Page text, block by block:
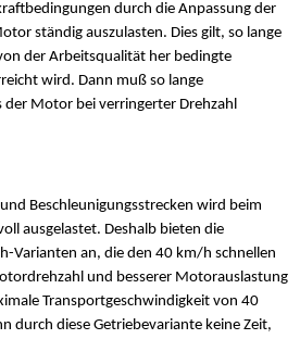
durch die Anpassung der
ständig auszulasten. Dies gilt, so lange
der Arbeitsqualität her bedingte
wird. Dann muß so lange
der Motor bei verringerter Drehzahl
Beschleunigungsstrecken wird beim
ausgelastet. Deshalb bieten die
Varianten an, die den 40 km/h schnellen
und besserer Motorauslastung
Transportgeschwindigkeit von 40
durch diese Getriebevariante keine Zeit,